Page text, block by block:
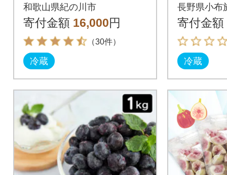
和歌山県紀の川市
寄付金額 16,000円
（30件）
冷蔵
長野県小布
寄付金額
冷蔵